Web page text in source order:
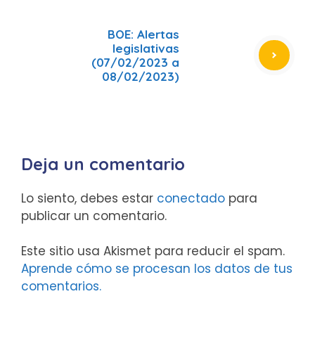
BOE: Alertas
legislativas
(07/02/2023 a
08/02/2023)
Deja un comentario
Lo siento, debes estar conectado para
publicar un comentario.
Este sitio usa Akismet para reducir el spam.
Aprende cómo se procesan los datos de tus
comentarios.